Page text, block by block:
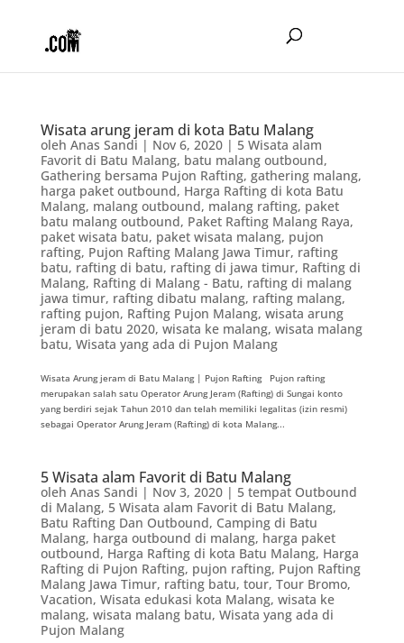
Wisata arung jeram di kota Batu Malang
oleh Anas Sandi | Nov 6, 2020| 5 Wisata alam
Favorit di Batu Malang, batu malang outbound,
Gathering bersama Pujon Rafting, gathering malang,
harga paket outbound, Harga Rafting di kota Batu
Malang, malang outbound, malang rafting, paket
batu malang outbound, Paket Rafting Malang Raya,
paket wisata batu, paket wisata malang, pujon
rafting, Pujon Rafting Malang Jawa Timur, rafting
batu, rafting di batu, rafting di jawa timur, Rafting di
Malang, Rafting di Malang - Batu, rafting di malang
jawa timur, rafting dibatu malang, rafting malang,
rafting pujon, Rafting Pujon Malang, wisata arung
jeram di batu 2020, wisata ke malang, wisata malang
batu, Wisata yang ada di Pujon Malang
Wisata Arung jeram di Batu Malang | Pujon Rafting Pujon rafting
merupakan salah satu Operator Arung Jeram (Rafting) di Sungai konto
yang berdiri sejak Tahun 2010 dan telah memiliki legalitas (izin resmi)
sebagai Operator Arung Jeram (Rafting) di kota Malang...
5 Wisata alam Favorit di Batu Malang
oleh Anas Sandi | Nov 3, 2020| 5 tempat Outbound
di Malang, 5 Wisata alam Favorit di Batu Malang,
Batu Rafting Dan Outbound, Camping di Batu
Malang, harga outbound di malang, harga paket
outbound, Harga Rafting di kota Batu Malang, Harga
Rafting di Pujon Rafting, pujon rafting, Pujon Rafting
Malang Jawa Timur, rafting batu, tour, Tour Bromo,
Vacation, Wisata edukasi kota Malang, wisata ke
malang, wisata malang batu, Wisata yang ada di
Pujon Malang